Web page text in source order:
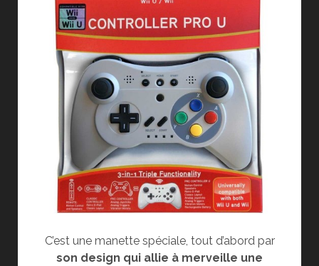
C’est une manette spéciale, tout d’abord par
son design qui allie à merveille une